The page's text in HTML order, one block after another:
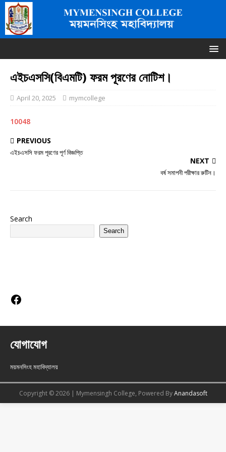
এইচএসসি(বিএমটি) ফরম পূরণের নোটিশ।
April 20, 2025 mymcollege
10048
PREVIOUS
এইচএসসি ফরম পূরণের পূর্ণ বিজ্ঞপ্তি
NEXT
বর্ষ সমাপনী পরীক্ষার রুটিন।
Search
Search
যোগাযোগ
ময়মনসিংহ মহাবিদ্যালয়
Copyright © 2026 | Mymensingh College, Powered ByAnandasoft